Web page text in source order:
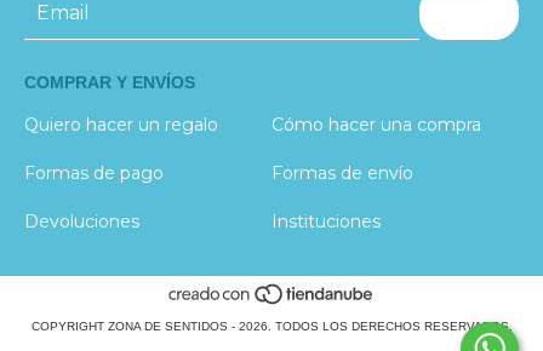
COMPRAR Y ENVÍOS
Quiero hacer un regalo Cómo hacer una compra
Formas de pago Formas de envío
Devoluciones Instituciones
COPYRIGHT ZONA DE SENTIDOS - 2026. TODOS LOS DERECHOS RESERVADOS.